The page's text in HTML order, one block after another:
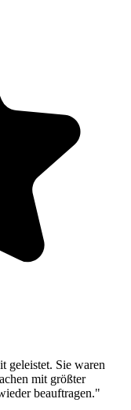
geleistet. Sie waren
mit größter
beauftragen."